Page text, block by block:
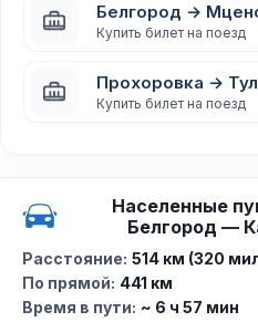
Белгород →
Купить билет на поезд
Прохоровка →
Купить билет на поезд
Населенные
Белгород —
Расстояние: 514 км (320
По прямой: 441 км
Время в пути: ~ 6 ч 57 мин